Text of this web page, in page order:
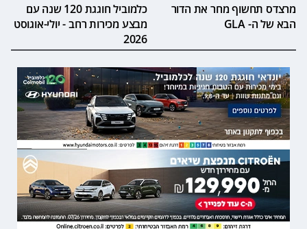
מרצדס תחשוף מחר את הדור
הבא של ה- GLA
כלמוביל חוגגת 120 שנה עם
מבצע מכירות רחב - יולי-אוגוסט
2026